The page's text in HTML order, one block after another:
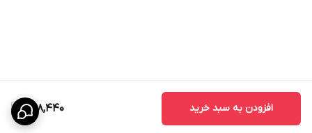
688,440 افزودن به سبد خرید